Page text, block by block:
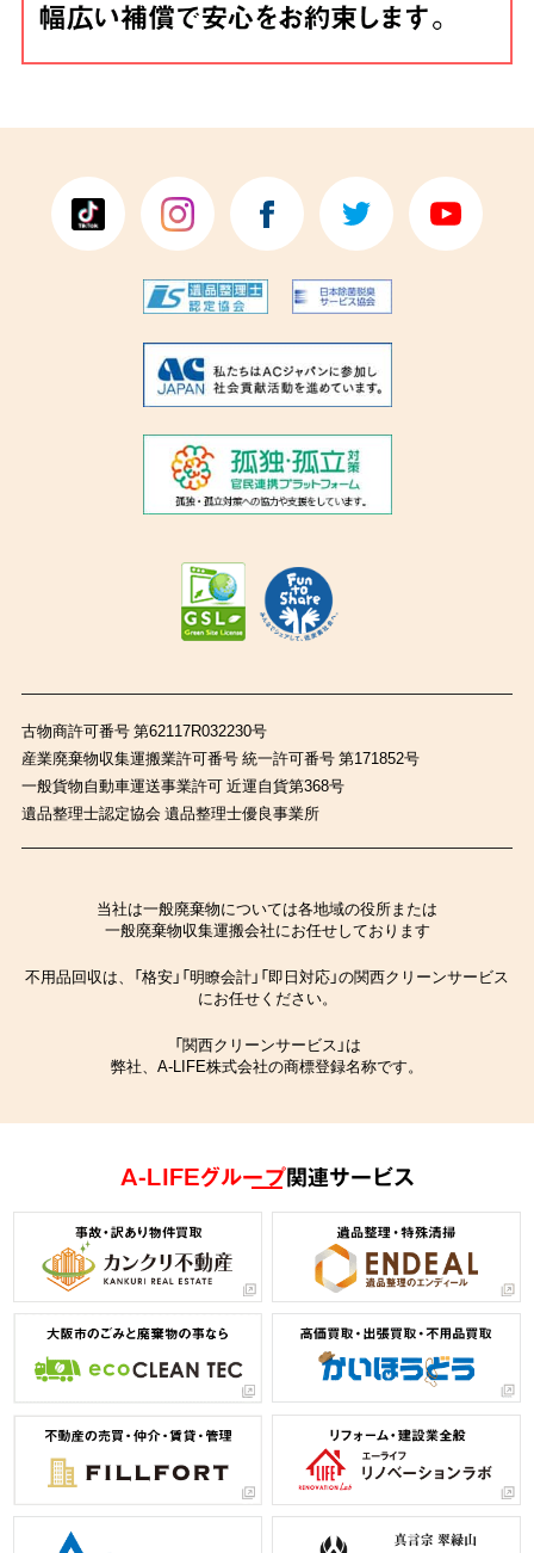
古物商許可番号 第62117R032230号
産業廃棄物収集運搬業許可番号 統一許可番号 第171852号
一般貨物自動車運送事業許可 近運自貨第368号
遺品整理士認定協会 遺品整理士優良事業所
当社は一般廃棄物については各地域の役所または
一般廃棄物収集運搬会社にお任せしております
不用品回収は、「格安」「明瞭会計」「即日対応」の関西クリーンサービス
にお任せください。
「関西クリーンサービス」は
弊社、A-LIFE株式会社の商標登録名称です。
A-LIFEグループ関連サービス